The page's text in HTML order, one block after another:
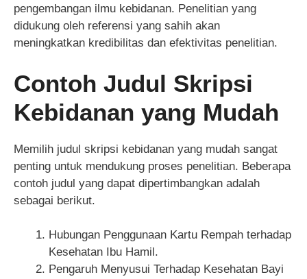
pengembangan ilmu kebidanan. Penelitian yang
didukung oleh referensi yang sahih akan
meningkatkan kredibilitas dan efektivitas penelitian.
Contoh Judul Skripsi
Kebidanan yang Mudah
Memilih judul skripsi kebidanan yang mudah sangat
penting untuk mendukung proses penelitian. Beberapa
contoh judul yang dapat dipertimbangkan adalah
sebagai berikut.
Hubungan Penggunaan Kartu Rempah terhadap
Kesehatan Ibu Hamil.
Pengaruh Menyusui Terhadap Kesehatan Bayi